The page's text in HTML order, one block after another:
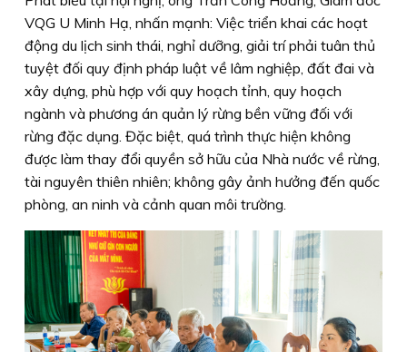
VQG U Minh Hạ, nhấn mạnh: Việc triển khai các hoạt
động du lịch sinh thái, nghỉ dưỡng, giải trí phải tuân thủ
tuyệt đối quy định pháp luật về lâm nghiệp, đất đai và
xây dựng, phù hợp với quy hoạch tỉnh, quy hoạch
ngành và phương án quản lý rừng bền vững đối với
rừng đặc dụng. Đặc biệt, quá trình thực hiện không
được làm thay đổi quyền sở hữu của Nhà nước về rừng,
tài nguyên thiên nhiên; không gây ảnh hưởng đến quốc
phòng, an ninh và cảnh quan môi trường.